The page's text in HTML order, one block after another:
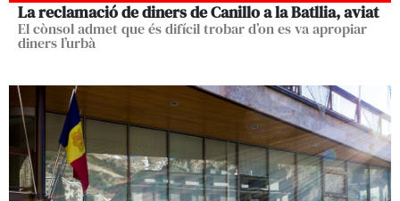
La reclamació de diners de Canillo a la Batllia, aviat
El cònsol admet que és difícil trobar d’on es va apropiar
diners l’urbà